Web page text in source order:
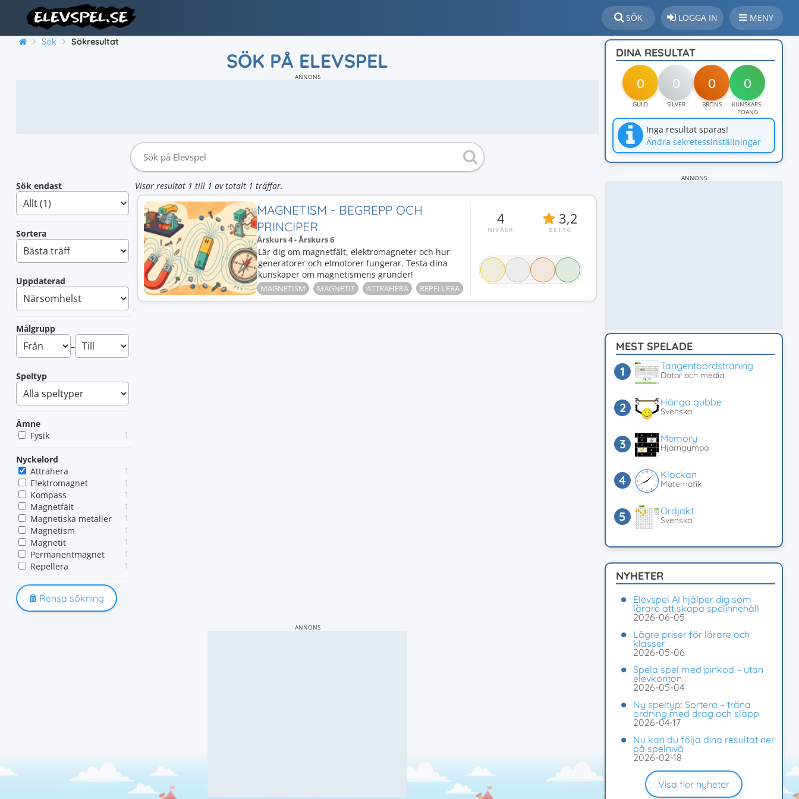
SÖK LOGGA IN MENY
Sök Sökresultat
SÖK PÅ ELEVSPEL
ANNONS
Sök endast
Sortera
Uppdaterad
Målgrupp
–
Speltyp
Ämne
Fysik
1
Nyckelord
Attrahera
1
Elektromagnet
1
Kompass
1
Magnetfält
1
Magnetiska metaller
1
Magnetism
1
Magnetit
1
Permanentmagnet
1
Repellera
1
Rensa sökning
Visar resultat 1 till 1 av totalt 1 träffar.
MAGNETISM - BEGREPP OCH
PRINCIPER
Årskurs 4 - Årskurs 6
Lär dig om magnetfält, elektromagneter och hur
generatorer och elmotorer fungerar. Testa dina
kunskaper om magnetismens grunder!
MAGNETISM MAGNETIT ATTRAHERA REPELLERA
4
NIVÅER
3,2
BETYG
ANNONS
DINA RESULTAT
0 0 0 0
GULD SILVER BRONS
KUNSKAPS-
POÄNG
Inga resultat sparas!
Ändra sekretessinställningar
ANNONS
MEST SPELADE
Tangentbordsträning
Dator och media
Hänga gubbe
Svenska
Memory
Hjärngympa
Klockan
Matematik
Ordjakt
Svenska
NYHETER
Elevspel AI hjälper dig som
lärare att skapa spelinnehåll
2026-06-05
Lägre priser för lärare och
klasser
2026-05-06
Spela spel med pinkod – utan
elevkonton
2026-05-04
Ny speltyp: Sortera – träna
ordning med drag och släpp
2026-04-17
Nu kan du följa dina resultat ner
på spelnivå
2026-02-18
Visa fler nyheter